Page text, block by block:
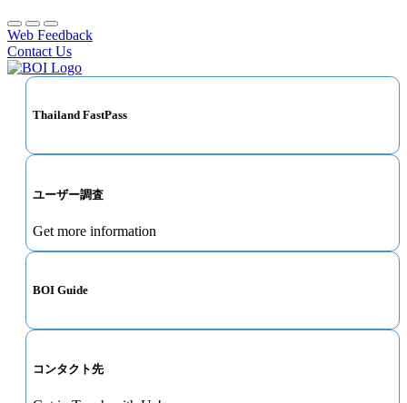
Web Feedback
Contact Us
Thailand FastPass
ユーザー調査
Get more information
BOI Guide
コンタクト先